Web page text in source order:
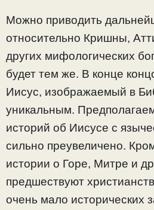
Можно приводить
относительно Кришны,
других мифологических
будет тем же. В конце
Иисус, изображаемый в
уникальным.
историй об Иисусе с
сильно преувеличено.
истории о Горе, Митре и
предшествуют
очень мало исторических